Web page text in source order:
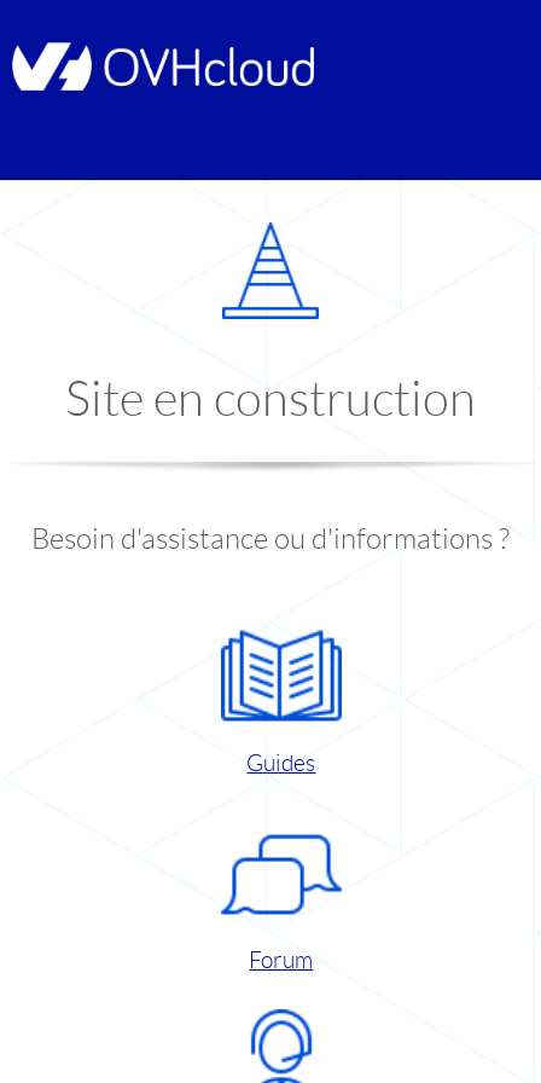
Site en construction
Besoin d'assistance ou d'informations ?
Guides
Forum